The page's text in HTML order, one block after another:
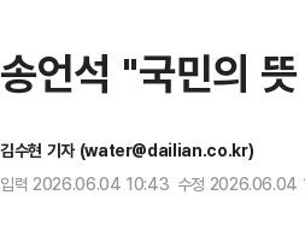
송언석 "국민의
김수현 기자 (water@dailian.co.kr)
입력 2026.06.04 10:43 수정 2026.06.04